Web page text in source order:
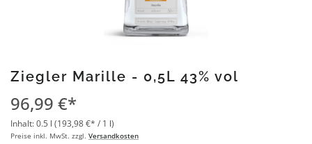
Ziegler Marille - 0,5L 43% vol
96,99 €*
Inhalt:0.5 l (193,98 €* / 1 l)
Preise inkl. MwSt. zzgl. Versandkosten